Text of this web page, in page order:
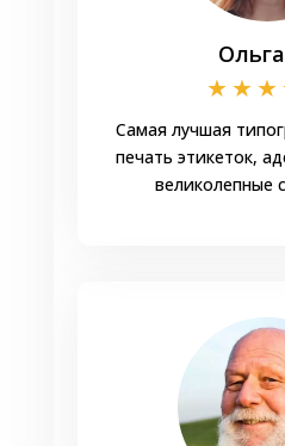
★★★
Самая лучшая
печать этикеток,
великолепные